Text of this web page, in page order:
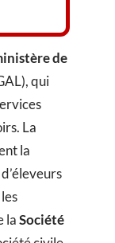
de
qui
La
la
laSociété